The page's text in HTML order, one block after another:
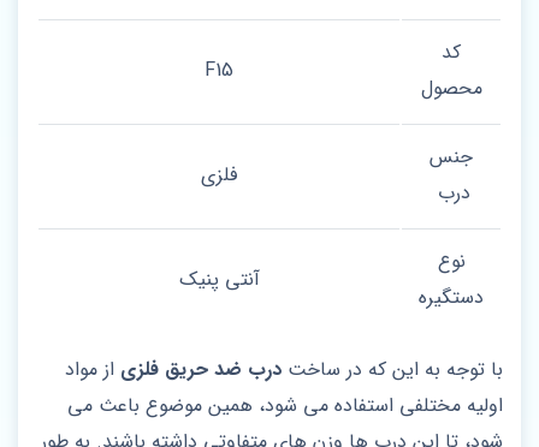
کد
محصول
F15
جنس
درب
فلزی
نوع
دستگیره
آنتی پنیک
با توجه به این که در ساخت درب ضد حریق فلزی از مواد
اولیه مختلفی استفاده می شود، همین موضوع باعث می
شود، تا این درب ها وزن‌ های متفاوتی داشته باشند. به طور